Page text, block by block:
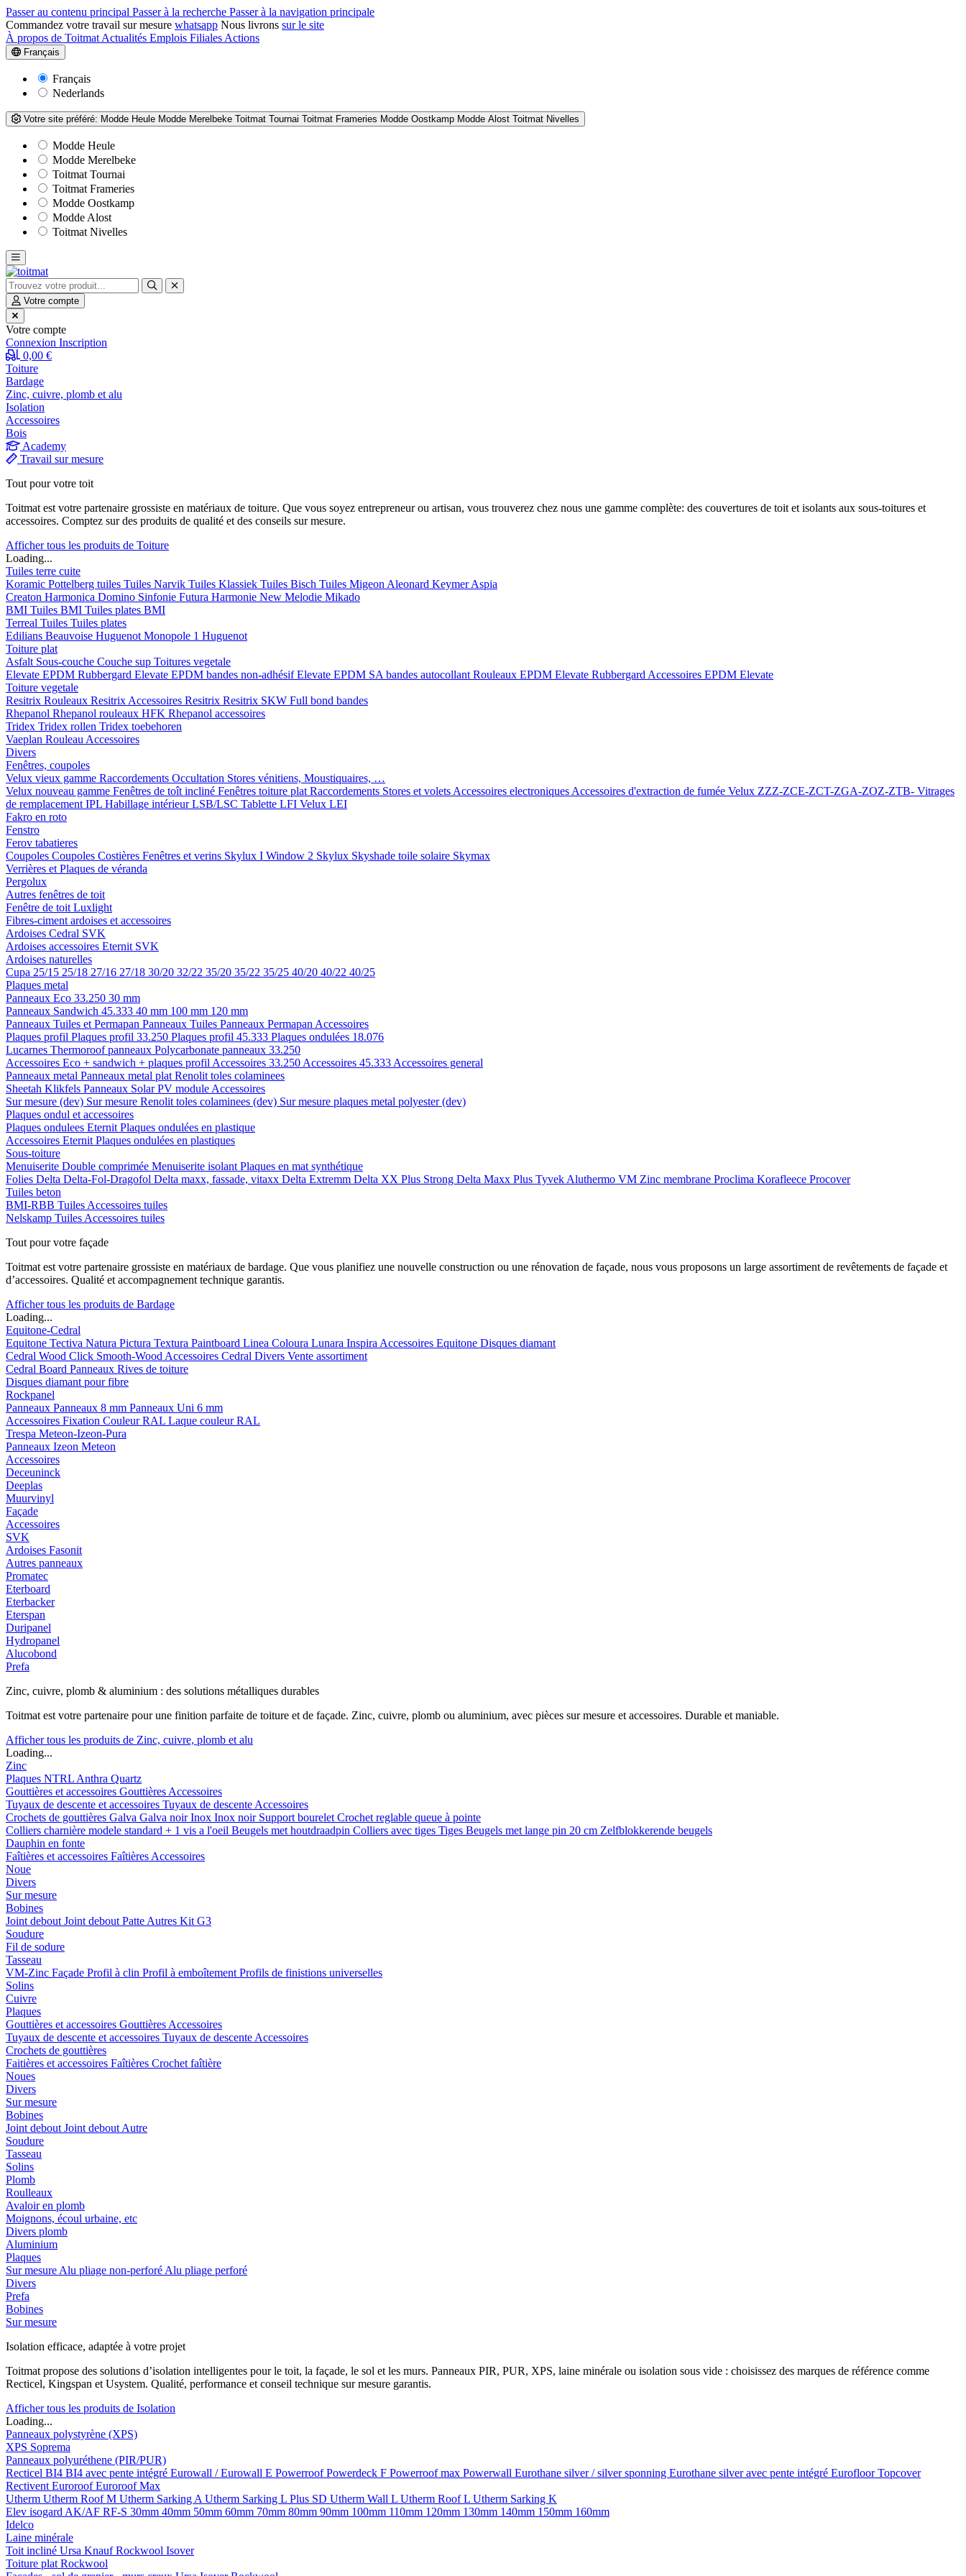
Passer au contenu principal Passer à la recherche Passer à la navigation principale
Commandez votre travail sur mesure whatsapp Nous livrons sur le site
À propos de Toitmat Actualités Emplois Filiales Actions
Français
Français
Nederlands
Votre site préféré: Modde Heule Modde Merelbeke Toitmat Tournai Toitmat Frameries Modde Oostkamp Modde Alost Toitmat Nivelles
Modde Heule
Modde Merelbeke
Toitmat Tournai
Toitmat Frameries
Modde Oostkamp
Modde Alost
Toitmat Nivelles
Votre compte
Votre compte
Connexion Inscription
0,00 €
Toiture
Bardage
Zinc, cuivre, plomb et alu
Isolation
Accessoires
Bois
Academy
Travail sur mesure
Tout pour votre toit
Toitmat est votre partenaire grossiste en matériaux de toiture. Que vous soyez entrepreneur ou artisan, vous trouverez chez nous une gamme complète: des couvertures de toit et isolants aux sous-toitures et
accessoires. Comptez sur des produits de qualité et des conseils sur mesure.
Afficher tous les produits de Toiture
Loading...
Tuiles terre cuite
Koramic Pottelberg tuiles Tuiles Narvik Tuiles Klassiek Tuiles Bisch Tuiles Migeon Aleonard KeymerAspia
Creaton Harmonica Domino Sinfonie Futura Harmonie New Melodie Mikado
BMI Tuiles BMI Tuiles plates BMI
Terreal Tuiles Tuiles plates
Edilians Beauvoise Huguenot Monopole 1 Huguenot
Toiture plat
Asfalt Sous-couche Couche sup Toitures vegetale
Elevate EPDM Rubbergard Elevate EPDM bandes non-adhésifElevate EPDM SA bandes autocollant Rouleaux EPDM Elevate Rubbergard Accessoires EPDM Elevate
Toiture vegetale
Resitrix Rouleaux Resitrix Accessoires Resitrix Resitrix SKW Full bond bandes
Rhepanol Rhepanol rouleaux HFK Rhepanol accessoires
Tridex Tridex rollen Tridex toebehoren
Vaeplan Rouleau Accessoires
Divers
Fenêtres, coupoles
Velux vieux gamme Raccordements Occultation Stores vénitiens, Moustiquaires, …
Velux nouveau gamme Fenêtres de toît incliné Fenêtres toiture plat Raccordements Stores et volets Accessoires electroniques Accessoires d'extraction de fumée Velux ZZZ-ZCE-ZCT-ZGA-ZOZ-ZTB- Vitrages
de remplacement IPL Habillage intérieur LSB/LSC Tablette LFI Velux LEI
Fakro en roto
Fenstro
Ferov tabatieres
Coupoles Coupoles Costières Fenêtres et verins Skylux I Window 2 Skylux Skyshade toile solaire Skymax
Verrières et Plaques de véranda
Pergolux
Autres fenêtres de toit
Fenêtre de toit Luxlight
Fibres-ciment ardoises et accessoires
Ardoises Cedral SVK
Ardoises accessoires Eternit SVK
Ardoises naturelles
Cupa 25/15 25/18 27/16 27/18 30/20 32/22 35/20 35/22 35/25 40/20 40/22 40/25
Plaques metal
Panneaux Eco 33.250 30 mm
Panneaux Sandwich 45.333 40 mm 100 mm 120 mm
Panneaux Tuiles et Permapan Panneaux Tuiles Panneaux Permapan Accessoires
Plaques profil Plaques profil 33.250 Plaques profil 45.333 Plaques ondulées 18.076
Lucarnes Thermoroof panneaux Polycarbonate panneaux 33.250
Accessoires Eco + sandwich + plaques profil Accessoires 33.250 Accessoires 45.333 Accessoires general
Panneaux metal Panneaux metal plat Renolit toles colaminees
Sheetah Klikfels Panneaux Solar PV module Accessoires
Sur mesure (dev) Sur mesure Renolit toles colaminees (dev) Sur mesure plaques metal polyester (dev)
Plaques ondul et accessoires
Plaques ondulees Eternit Plaques ondulées en plastique
Accessoires Eternit Plaques ondulées en plastiques
Sous-toiture
Menuiserite Double comprimée Menuiserite isolant Plaques en mat synthétique
Folies Delta Delta-Fol-Dragofol Delta maxx, fassade, vitaxx Delta Extremm Delta XX Plus Strong Delta Maxx Plus Tyvek Aluthermo VM Zinc membrane Proclima Korafleece Procover
Tuiles beton
BMI-RBB Tuiles Accessoires tuiles
Nelskamp Tuiles Accessoires tuiles
Tout pour votre façade
Toitmat est votre partenaire grossiste en matériaux de bardage. Que vous planifiez une nouvelle construction ou une rénovation de façade, nous vous proposons un large assortiment de revêtements de façade et
d’accessoires. Qualité et accompagnement technique garantis.
Afficher tous les produits de Bardage
Loading...
Equitone-Cedral
Equitone Tectiva Natura Pictura Textura Paintboard Linea Coloura Lunara Inspira Accessoires Equitone Disques diamant
Cedral Wood Click Smooth-Wood Accessoires Cedral Divers Vente assortiment
Cedral Board Panneaux Rives de toiture
Disques diamant pour fibre
Rockpanel
Panneaux Panneaux 8 mm Panneaux Uni 6 mm
Accessoires Fixation Couleur RAL Laque couleur RAL
Trespa Meteon-Izeon-Pura
Panneaux Izeon Meteon
Accessoires
Deceuninck
Deeplas
Muurvinyl
Façade
Accessoires
SVK
Ardoises Fasonit
Autres panneaux
Promatec
Eterboard
Eterbacker
Eterspan
Duripanel
Hydropanel
Alucobond
Prefa
Zinc, cuivre, plomb & aluminium : des solutions métalliques durables
Toitmat est votre partenaire pour une finition parfaite de toiture et de façade. Zinc, cuivre, plomb ou aluminium, avec pièces sur mesure et accessoires. Durable et maniable.
Afficher tous les produits de Zinc, cuivre, plomb et alu
Loading...
Zinc
Plaques NTRL Anthra Quartz
Gouttières et accessoires Gouttières Accessoires
Tuyaux de descente et accessoires Tuyaux de descente Accessoires
Crochets de gouttières Galva Galva noirInox Inox noir Support bourelet Crochet reglable queue à pointe
Colliers charnière modele standard + 1 vis a l'oeil Beugels met houtdraadpin Colliers avec tiges Tiges Beugels met lange pin 20 cm Zelfblokkerende beugels
Dauphin en fonte
Faîtières et accessoires Faîtières Accessoires
Noue
Divers
Sur mesure
Bobines
Joint debout Joint debout Patte Autres Kit G3
Soudure
Fil de sodure
Tasseau
VM-Zinc Façade Profil à clin Profil à emboîtement Profils de finistions universelles
Solins
Cuivre
Plaques
Gouttières et accessoires Gouttières Accessoires
Tuyaux de descente et accessoires Tuyaux de descente Accessoires
Crochets de gouttières
Faitières et accessoires Faîtières Crochet faîtière
Noues
Divers
Sur mesure
Bobines
Joint debout Joint debout Autre
Soudure
Tasseau
Solins
Plomb
Roulleaux
Avaloir en plomb
Moignons, écoul urbaine, etc
Divers plomb
Aluminium
Plaques
Sur mesure Alu pliage non-perforé Alu pliage perforé
Divers
Prefa
Bobines
Sur mesure
Isolation efficace, adaptée à votre projet
Toitmat propose des solutions d’isolation intelligentes pour le toit, la façade, le sol et les murs. Panneaux PIR, PUR, XPS, laine minérale ou isolation sous vide : choisissez des marques de référence comme
Recticel, Kingspan et Usystem. Qualité, performance et conseil technique sur mesure garantis.
Afficher tous les produits de Isolation
Loading...
Panneaux polystyrène (XPS)
XPS Soprema
Panneaux polyuréthene (PIR/PUR)
Recticel BI4 BI4 avec pente intégré Eurowall / Eurowall E PowerroofPowerdeck F Powerroof max Powerwall Eurothane silver / silver sponning Eurothane silver avec pente intégré EurofloorTopcover
Rectivent EuroroofEuroroof Max
Utherm Utherm Roof M Utherm Sarking A Utherm Sarking L Plus SD Utherm Wall L Utherm Roof L Utherm Sarking K
Elev isogard AK/AF RF-S 30mm 40mm 50mm 60mm 70mm 80mm 90mm 100mm 110mm 120mm 130mm 140mm 150mm 160mm
Idelco
Laine minérale
Toit incliné Ursa KnaufRockwool Isover
Toiture plat Rockwool